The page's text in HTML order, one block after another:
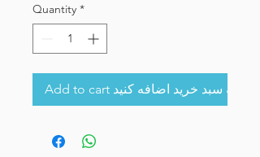
Quantity *
Add to cart به سبد خرید اضافه کنید